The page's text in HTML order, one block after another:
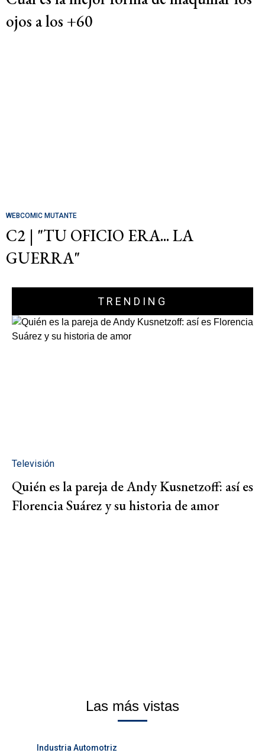
ojos a los +60
WEBCOMIC MUTANTE
C2 | "TU OFICIO ERA... LA
GUERRA"
TRENDING
Televisión
Quién es la pareja de Andy Kusnetzoff: así es
Florencia Suárez y su historia de amor
Las más vistas
Industria Automotriz